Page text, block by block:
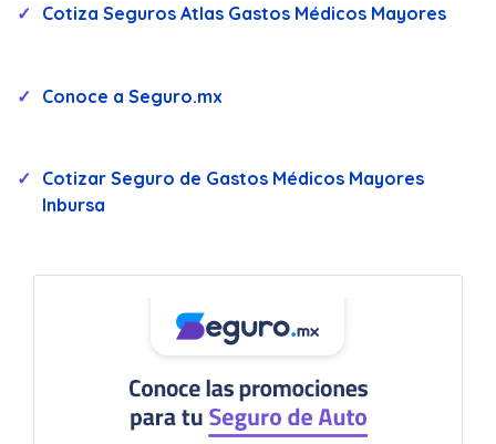
Cotiza Seguros Atlas Gastos Médicos Mayores
Conoce a Seguro.mx
Cotizar Seguro de Gastos Médicos Mayores
Inbursa